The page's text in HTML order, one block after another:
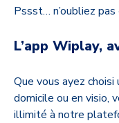
Pssst… n’oubliez
L’app Wiplay,
Que vous ayez
domicile ou en visio,
illimité à notre